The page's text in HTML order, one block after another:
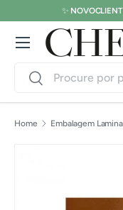
Pular para o conteúdo
✨
Pesquisar
Pesquisar
Menu
Home Embalagem